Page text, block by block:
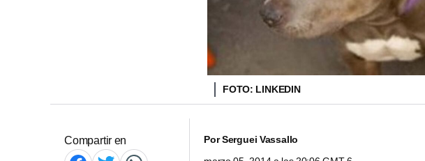
FOTO: LINKEDIN
Compartir en PorSerguei Vassallo